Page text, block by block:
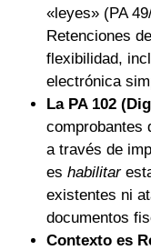
«leyes» (PA
Retenciones
flexibilidad,
electrónica
La PA 102
comprobantes
a través de
es habilitar
existentes ni
documentos
Contexto es